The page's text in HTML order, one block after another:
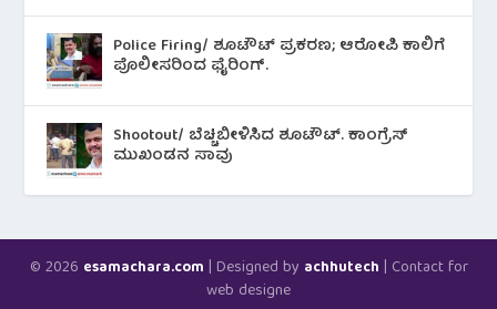
Police Firing/ ಶೂಟೌಟ್ ಪ್ರಕರಣ; ಆರೋಪಿ ಕಾಲಿಗೆ
ಪೊಲೀಸರಿಂದ ಫೈರಿಂಗ್.
Shootout/ ಬೆಚ್ಚಿಬೀಳಿಸಿದ ಶೂಟೌಟ್‌. ಕಾಂಗ್ರೆಸ್
ಮುಖಂಡನ ಸಾವು
© 2026 esamachara.com | Designed by achhutech | Contact for
web designe